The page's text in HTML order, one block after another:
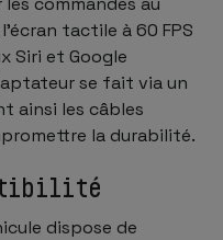
tactile à 60 FPS
Siri et Google
se fait via un
ainsi les câbles
la durabilité.
dispose de